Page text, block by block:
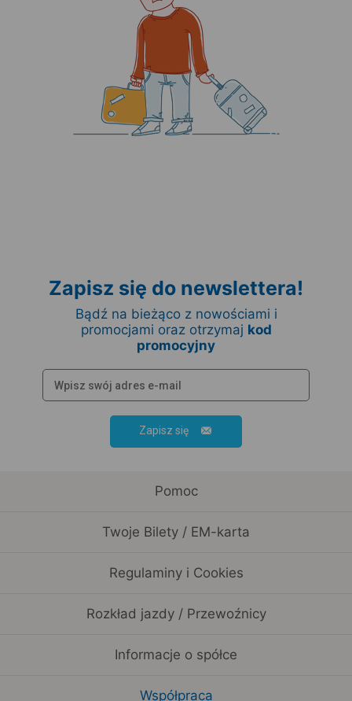
Zapisz się do newslettera!
Bądź na bieżąco z nowościami i
promocjami oraz otrzymaj kod
promocyjny
Zapisz się
Pomoc
Twoje Bilety / EM-karta
Regulaminy i Cookies
Rozkład jazdy / Przewoźnicy
Informacje o spółce
Współpraca